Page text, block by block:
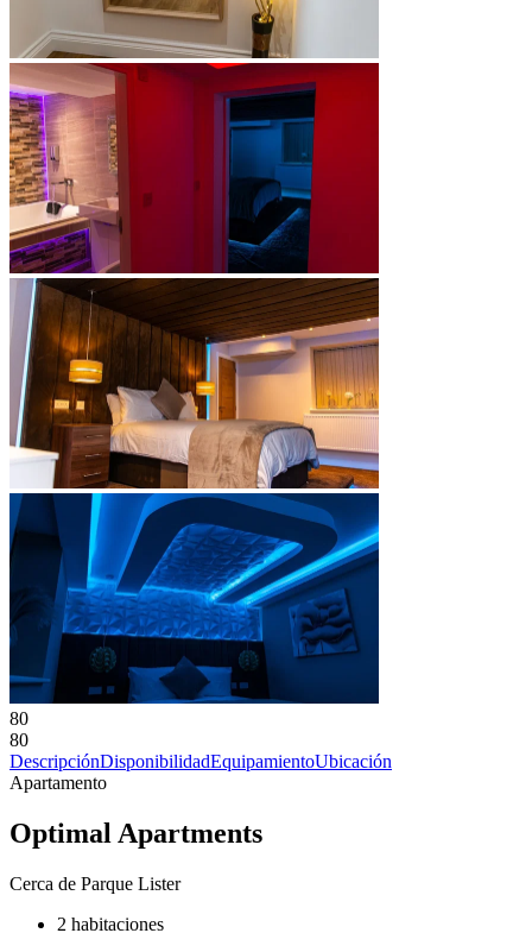
80
80
DescripciónDisponibilidadEquipamientoUbicación
Apartamento
Optimal Apartments
Cerca de Parque Lister
2 habitaciones